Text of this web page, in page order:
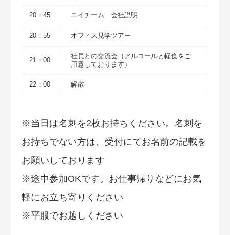
20：45 エイチーム 会社説明
20：55 オフィス見学ツアー
21：00
社員との交流会（アルコールと軽食をご
用意しております）
22：00 解散
※当日は名刺を2枚お持ちください。名刺を
お持ちでない方は、受付にてお名前の記載を
お願いしております
※途中参加OKです。お仕事帰りなどにお気
軽にお立ち寄りください
※平服でお越しください